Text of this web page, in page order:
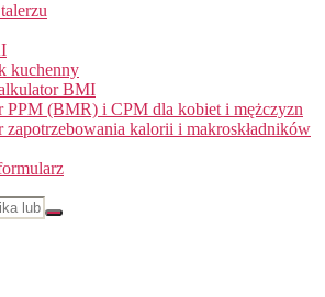
kuchenny
BMI
PPM (BMR) i CPM dla kobiet i mężczyzn
zapotrzebowania kalorii i makroskładników